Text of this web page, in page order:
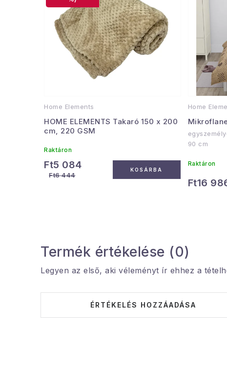
Termék értékelése (0)
Legyen az első, aki véleményt ír ehhez a
ÉRTÉKELÉS HOZZÁADÁSA
Home Elements
HOME ELEMENTS Takaró 150 x 200
cm, 220 GSM
Raktáron
Ft5 084
Ft6 444
KOSÁRBA
Home
90 cm
Raktáron
Ft16